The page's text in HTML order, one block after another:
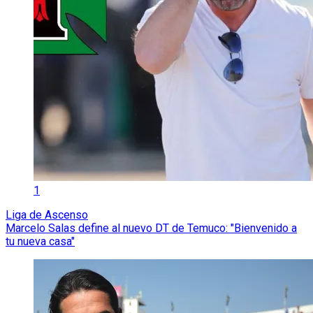
1
Liga de Ascenso
Marcelo Salas define al nuevo DT de Temuco: "Bienvenido a
tu nueva casa"